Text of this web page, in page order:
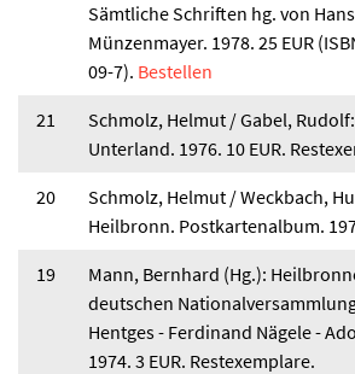
Sämtliche Schriften hg. von
Münzenmayer. 1978. 25 EUR
09-7). Bestellen
21
Schmolz, Helmut / Gabel,
Unterland. 1976. 10 EUR.
20
Schmolz, Helmut / Weckbach,
Heilbronn. Postkartenalbum.
19
Mann, Bernhard (Hg.):
deutschen
Hentges - Ferdinand Nägele -
1974. 3 EUR. Restexemplare.